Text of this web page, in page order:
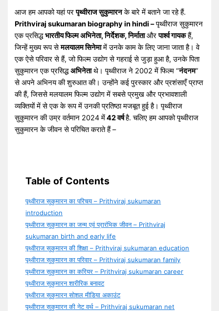
आज हम आपको यहां परपृथ्वीराज सुकुमारनके बारे में बताने जा रहे हैं.
Prithviraj sukumaran biography in hindi –पृथ्वीराज सुकुमारन
एक प्रसिद्धभारतीय फिल्म अभिनेता, निर्देशक, निर्माताऔरपार्श्व गायकहैं,
जिन्हें मुख्य रूप सेमलयालम सिनेमामें उनके काम के लिए जाना जाता है। वे
एक ऐसे परिवार से हैं, जो फिल्म उद्योग से गहराई से जुड़ा हुआ है, उनके पिता
सुकुमारन एक प्रसिद्धअभिनेताथे। पृथ्वीराज ने 2002 में फिल्म “नंदनम”
से अपने अभिनय की शुरुआत की। उन्होंने कई पुरस्कार और प्रशंसाएँ प्राप्त
की हैं, जिससे मलयालम फिल्म उद्योग में सबसे प्रमुख और प्रभावशाली
व्यक्तियों में से एक के रूप में उनकी प्रतिष्ठा मजबूत हुई है। पृथ्वीराज
सुकुमारन की उम्र वर्तमान 2024 में42 वर्षहै. चलिए हम आपको पृथ्वीराज
सुकुमारन के जीवन से परिचित कराते हैं –
Table of Contents
पृथ्वीराज सुकुमारन का परिचय – Prithviraj sukumaran
introduction
पृथ्वीराज सुकुमारन का जन्म एवं प्रारंभिक जीवन – Prithviraj
sukumaran birth and early life
पृथ्वीराज सुकुमारन की शिक्षा – Prithviraj sukumaran education
पृथ्वीराज सुकुमारन का परिवार – Prithviraj sukumaran family
पृथ्वीराज सुकुमारन का करियर – Prithviraj sukumaran career
पृथ्वीराज सुकुमारन शारीरिक बनावट
पृथ्वीराज सुकुमारन सोशल मीडिया अकाउंट
पृथ्वीराज सुकुमारन की नेट वर्थ – Prithviraj sukumaran net